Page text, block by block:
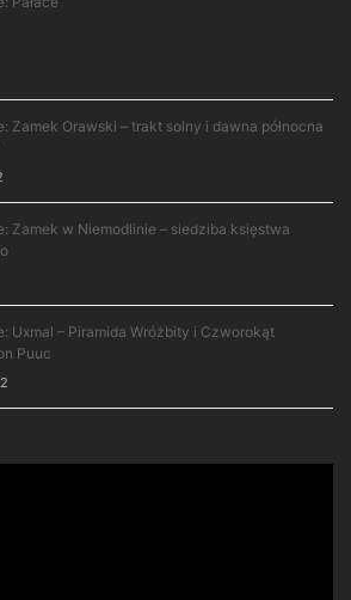
Zamek Orawski – trakt solny i dawna północna
Zamek w Niemodlinie – siedziba księstwa
Uxmal – Piramida Wróżbity i Czworokąt
Puuc